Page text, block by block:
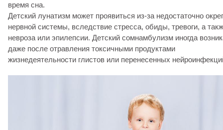
время сна.
Детский лунатизм может проявиться из-за недостаточно
нервной системы, вследствие стресса, обиды, тревоги, а
невроза или эпилепсии. Детский сомнамбулизм иногда
даже после отравления токсичными продуктами
жизнедеятельности глистов или перенесенных